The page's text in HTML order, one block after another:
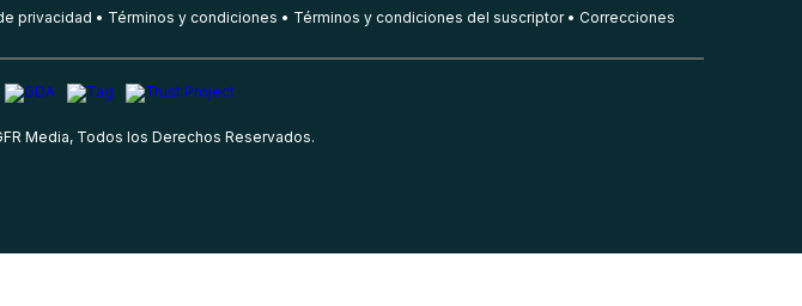
privacidad Términos y condiciones Términos y condiciones del suscriptor Correcciones
Media, Todos los Derechos Reservados.